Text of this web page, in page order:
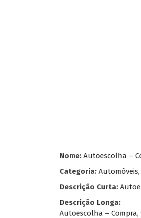
Nome: Autoescolha –
Categoria:
Descrição Curta:
Descrição Longa:
Autoescolha –